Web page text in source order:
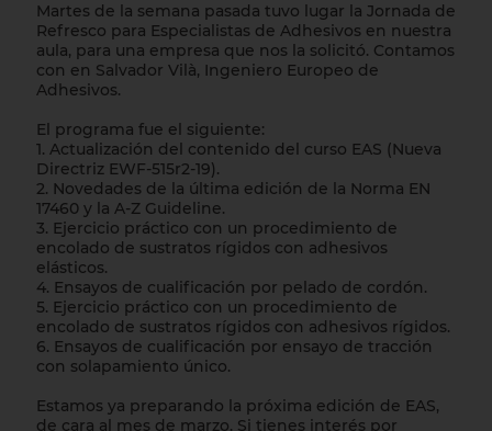
Martes de la semana pasada tuvo lugar la Jornada de
Refresco para Especialistas de Adhesivos en nuestra
aula, para una empresa que nos la solicitó. Contamos
con en Salvador Vilà, Ingeniero Europeo de
Adhesivos.
El programa fue el siguiente:
1. Actualización del contenido del curso EAS (Nueva
Directriz EWF-515r2-19).
2. Novedades de la última edición de la Norma EN
17460 y la A-Z Guideline.
3. Ejercicio práctico con un procedimiento de
encolado de sustratos rígidos con adhesivos
elásticos.
4. Ensayos de cualificación por pelado de cordón.
5. Ejercicio práctico con un procedimiento de
encolado de sustratos rígidos con adhesivos rígidos.
6. Ensayos de cualificación por ensayo de tracción
con solapamiento único.
Estamos ya preparando la próxima edición de EAS,
de cara al mes de marzo. Si tienes interés por